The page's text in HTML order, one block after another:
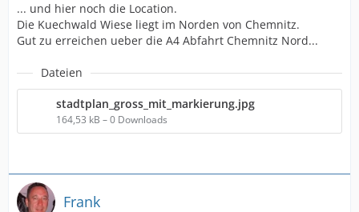
... und hier noch die Location.
Die Kuechwald Wiese liegt im Norden von Chemnitz.
Gut zu erreichen ueber die A4 Abfahrt Chemnitz Nord...
Dateien
stadtplan_gross_mit_markierung.jpg
164,53 kB – 0 Downloads
Frank